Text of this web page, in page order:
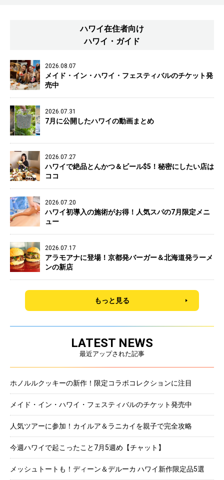
ハワイ在住者向け
ハワイ・ガイド
2026.08.07
メイド・イン・ハワイ・フェスティバルのチケット発
売中
2026.07.31
7月に公開したハワイの動画まとめ
2026.07.27
ハワイで絶品とんかつ＆ビール$5！秘密にしたい店は
ココ
2026.07.20
ハワイ初導入の施術がお得！人気スパの7月限定メニ
ュー
2026.07.17
アラモアナに登場！京都発バーガー＆北海道発ラーメ
ンの新店
もっと見る
LATEST NEWS
最近アップされた記事
ホノルルクッキーの新作！限定コラボコレクションに注目
メイド・イン・ハワイ・フェスティバルのチケット発売中
人気ツアーに参加！カイルア＆ラニカイを親子で完全攻略
今週ハワイで起こったこと7月5週め【チャット】
メッシュトートも！ディーン＆デルーカ ハワイ新作限定品5選